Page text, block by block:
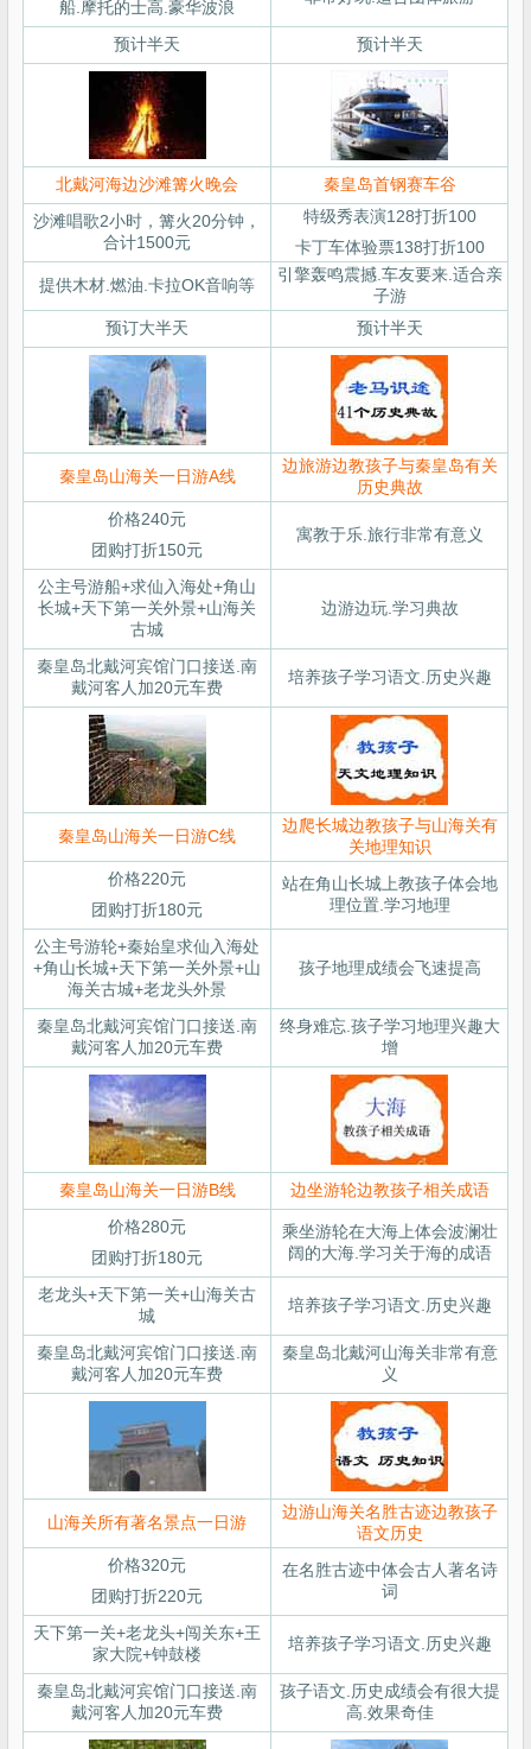
船.摩托的士高.豪华波浪
预计半天 预计半天
北戴河海边沙滩篝火晚会
秦皇岛首钢赛车谷
沙滩唱歌2小时，篝火20分钟，
合计1500元
特级秀表演128打折100
卡丁车体验票138打折100
提供木材.燃油.卡拉OK音响等
引擎轰鸣震撼.车友要来.适合亲
子游
预订大半天
预计半天
秦皇岛山海关一日游A线
边旅游边教孩子与秦皇岛有关
历史典故
价格240元
团购打折150元
寓教于乐.旅行非常有意义
公主号游船+求仙入海处+角山
长城+天下第一关外景+山海关
古城
边游边玩.学习典故
秦皇岛北戴河宾馆门口接送.南
戴河客人加20元车费
培养孩子学习语文.历史兴趣
秦皇岛山海关一日游C线
边爬长城边教孩子与山海关有
关地理知识
价格220元
团购打折180元
站在角山长城上教孩子体会地
理位置.学习地理
公主号游轮+秦始皇求仙入海处
+角山长城+天下第一关外景+山
海关古城+老龙头外景
孩子地理成绩会飞速提高
秦皇岛北戴河宾馆门口接送.南
戴河客人加20元车费
终身难忘.孩子学习地理兴趣大
增
秦皇岛山海关一日游B线
边坐游轮边教孩子相关成语
价格280元
团购打折180元
乘坐游轮在大海上体会波澜壮
阔的大海.学习关于海的成语
老龙头+天下第一关+山海关古
城
培养孩子学习语文.历史兴趣
秦皇岛北戴河宾馆门口接送.南
戴河客人加20元车费
秦皇岛北戴河山海关非常有意
义
山海关所有著名景点一日游
边游山海关名胜古迹边教孩子
语文历史
价格320元
团购打折220元
在名胜古迹中体会古人著名诗
词
天下第一关+老龙头+闯关东+王
家大院+钟鼓楼
培养孩子学习语文.历史兴趣
秦皇岛北戴河宾馆门口接送.南
戴河客人加20元车费
孩子语文.历史成绩会有很大提
高.效果奇佳